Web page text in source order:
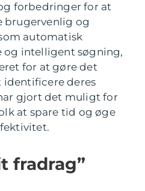
forbedringer for at
brugervenlig og
automatisk
og intelligent søgning,
for at gøre det
identificere deres
gjort det muligt for
at spare tid og øge
fradrag”